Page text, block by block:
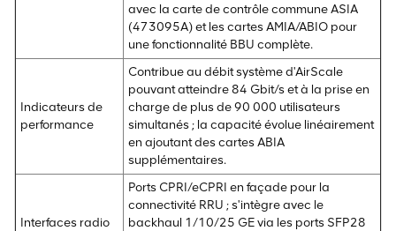
avec la carte de contrôle commune ASIA
(473095A) et les cartes AMIA/ABIO pour
une fonctionnalité BBU complète.
Indicateurs de
performance
Contribue au débit système d'AirScale
pouvant atteindre 84 Gbit/s et à la prise en
charge de plus de 90 000 utilisateurs
simultanés ; la capacité évolue linéairement
en ajoutant des cartes ABIA
supplémentaires.
Interfaces radio
Ports CPRI/eCPRI en façade pour la
connectivité RRU ; s'intègre avec le
backhaul 1/10/25 GE via les ports SFP28